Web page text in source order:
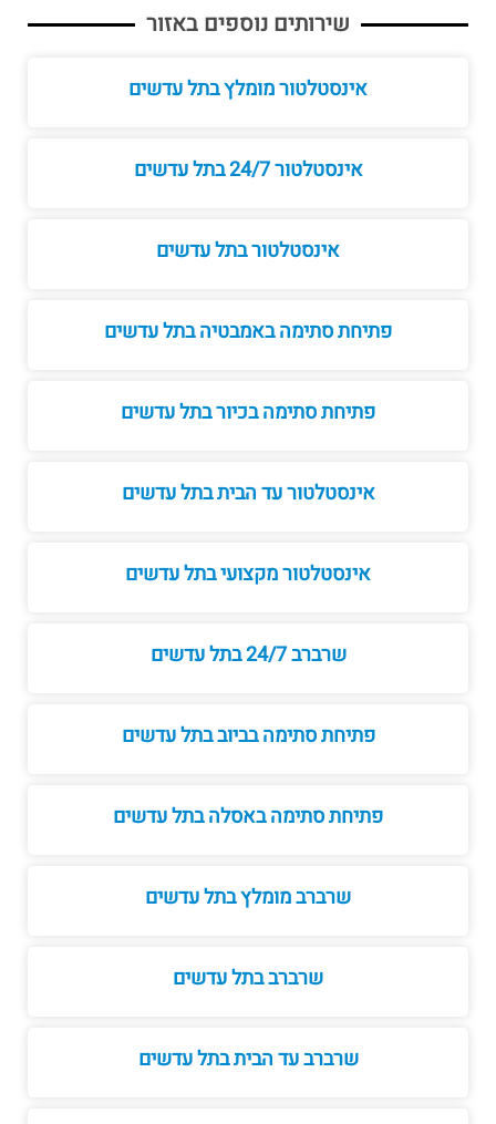
שירותים נוספים באזור
אינסטלטור מומלץ בתל עדשים
אינסטלטור 24/7 בתל עדשים
אינסטלטור בתל עדשים
פתיחת סתימה באמבטיה בתל עדשים
פתיחת סתימה בכיור בתל עדשים
אינסטלטור עד הבית בתל עדשים
אינסטלטור מקצועי בתל עדשים
שרברב 24/7 בתל עדשים
פתיחת סתימה בביוב בתל עדשים
פתיחת סתימה באסלה בתל עדשים
שרברב מומלץ בתל עדשים
שרברב בתל עדשים
שרברב עד הבית בתל עדשים